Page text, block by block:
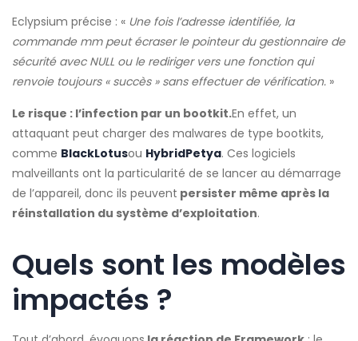
Eclypsium précise : « Une fois l’adresse identifiée, la
commande mm peut écraser le pointeur du gestionnaire de
sécurité avec NULL ou le rediriger vers une fonction qui
renvoie toujours « succès » sans effectuer de vérification. »
Le risque : l’infection par un bootkit.En effet, un
attaquant peut charger des malwares de type bootkits,
comme BlackLotusou HybridPetya. Ces logiciels
malveillants ont la particularité de se lancer au démarrage
de l’appareil, donc ils peuvent persister même après la
réinstallation du système d’exploitation.
Quels sont les modèles
impactés ?